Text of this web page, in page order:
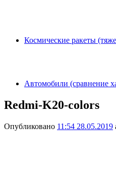
Космические ракеты
Автомобили (сравнение
Redmi-K20-colors
Опубликовано 11:54 28.05.2019